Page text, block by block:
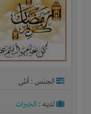
الجنس : أنثى
لديـه : الخبرات